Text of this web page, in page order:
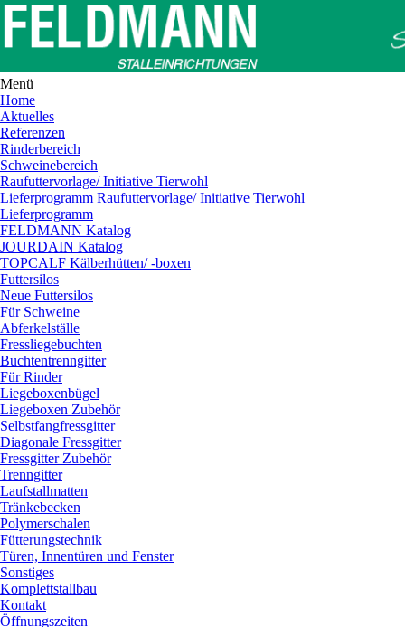
Menü
Home
Aktuelles
Referenzen
Rinderbereich
Schweinebereich
Raufuttervorlage/ Initiative Tierwohl
Lieferprogramm Raufuttervorlage/ Initiative Tierwohl
Lieferprogramm
FELDMANN Katalog
JOURDAIN Katalog
TOPCALF Kälberhütten/ -boxen
Futtersilos
Neue Futtersilos
Für Schweine
Abferkelställe
Fressliegebuchten
Buchtentrenngitter
Für Rinder
Liegeboxenbügel
Liegeboxen Zubehör
Selbstfangfressgitter
Diagonale Fressgitter
Fressgitter Zubehör
Trenngitter
Laufstallmatten
Tränkebecken
Polymerschalen
Fütterungstechnik
Türen, Innentüren und Fenster
Sonstiges
Komplettstallbau
Kontakt
Öffnungszeiten